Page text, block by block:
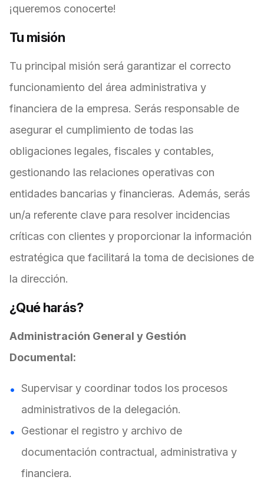
¡queremos conocerte!
Tu misión
Tu principal misión será garantizar el correcto
funcionamiento del área administrativa y
financiera de la empresa. Serás responsable de
asegurar el cumplimiento de todas las
obligaciones legales, fiscales y contables,
gestionando las relaciones operativas con
entidades bancarias y financieras. Además, serás
un/a referente clave para resolver incidencias
críticas con clientes y proporcionar la información
estratégica que facilitará la toma de decisiones de
la dirección.
¿Qué harás?
Administración General y Gestión
Documental:
Supervisar y coordinar todos los procesos
administrativos de la delegación.
Gestionar el registro y archivo de
documentación contractual, administrativa y
financiera.